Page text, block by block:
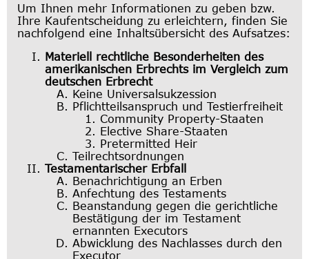
Um Ihnen mehr Informationen zu geben bzw.
Ihre Kaufentscheidung zu erleichtern, finden Sie
nachfolgend eine Inhaltsübersicht des Aufsatzes:
Materiell rechtliche Besonderheiten des
amerikanischen Erbrechts im Vergleich zum
deutschen Erbrecht
Keine Universalsukzession
Pflichtteilsanspruch und Testierfreiheit
Community Property-Staaten
Elective Share-Staaten
Pretermitted Heir
Teilrechtsordnungen
Testamentarischer Erbfall
Benachrichtigung an Erben
Anfechtung des Testaments
Beanstandung gegen die gerichtliche
Bestätigung der im Testament
ernannten Executors
Abwicklung des Nachlasses durch den
Executor